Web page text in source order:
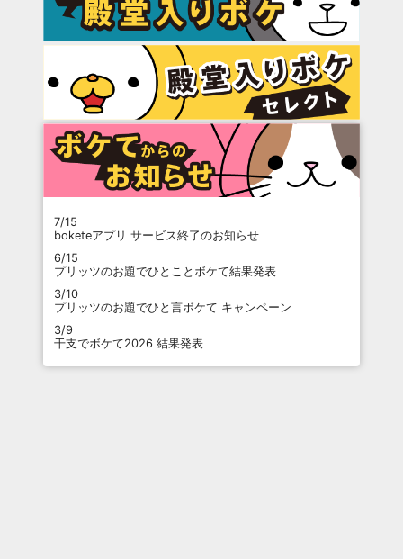
7/15
boketeアプリ サービス終了のお知らせ
6/15
プリッツのお題でひとことボケて結果発表
3/10
プリッツのお題でひと言ボケて キャンペーン
3/9
干支でボケて2026 結果発表